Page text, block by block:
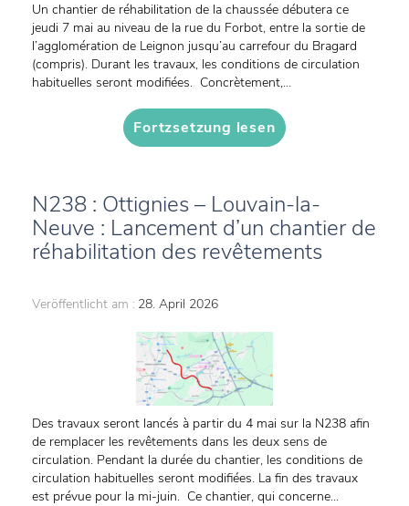
Un chantier de réhabilitation de la chaussée débutera ce
jeudi 7 mai au niveau de la rue du Forbot, entre la sortie de
l’agglomération de Leignon jusqu’au carrefour du Bragard
(compris). Durant les travaux, les conditions de circulation
habituelles seront modifiées. Concrètement,...
Fortzsetzung lesen
N238 : Ottignies – Louvain-la-
Neuve : Lancement d’un chantier de
réhabilitation des revêtements
Veröffentlicht am : 28. April 2026
Des travaux seront lancés à partir du 4 mai sur la N238 afin
de remplacer les revêtements dans les deux sens de
circulation. Pendant la durée du chantier, les conditions de
circulation habituelles seront modifiées. La fin des travaux
est prévue pour la mi-juin. Ce chantier, qui concerne...